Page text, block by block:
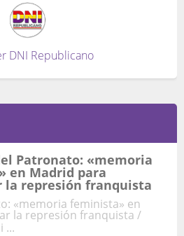
DNI Republicano
Patronato: «memoria
en Madrid para
la represión franquista
«memoria feminista» en
la represión franquista /
...